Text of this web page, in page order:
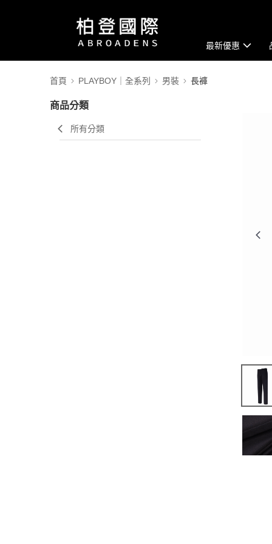
最新優惠
首頁 PLAYBOY｜全系列 男裝 長褲
商品分類
所有分類